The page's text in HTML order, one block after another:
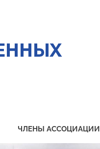
ЧЛЕНЫ АССОЦИАЦИИ